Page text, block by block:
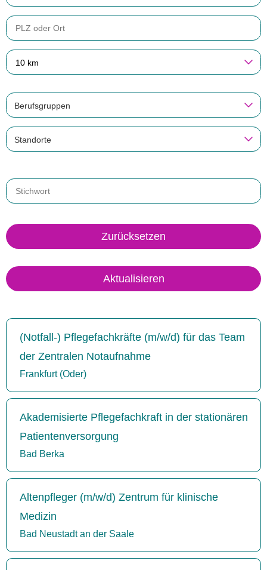
10 km
Berufsgruppen
Standorte
Zurücksetzen
Aktualisieren
(Notfall-) Pflegefachkräfte (m/w/d) für das Team
der Zentralen Notaufnahme
Frankfurt (Oder)
Akademisierte Pflegefachkraft in der stationären
Patientenversorgung
Bad Berka
Altenpfleger (m/w/d) Zentrum für klinische
Medizin
Bad Neustadt an der Saale